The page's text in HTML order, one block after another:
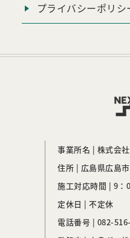
プライバシーポリシ
事業所名 | 株式会
住所 | 広島県広島
施工対応時間 | 9：
定休日 | 不定休
電話番号 | 082-